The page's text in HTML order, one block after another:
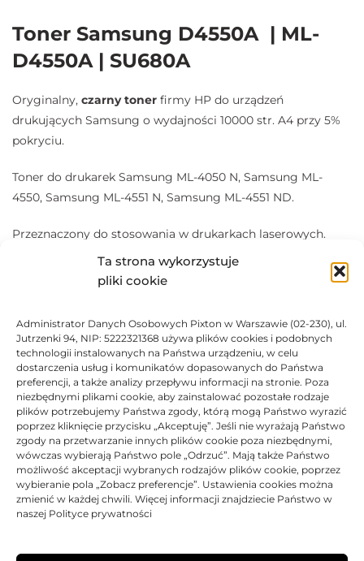
Ta strona wykorzystuje
pliki cookie
Administrator Danych Osobowych Pixton w Warszawie (02-230), ul.
Jutrzenki 94, NIP: 5222321368 używa plików cookies i podobnych
technologii instalowanych na Państwa urządzeniu, w celu
dostarczenia usług i komunikatów dopasowanych do Państwa
preferencji, a także analizy przepływu informacji na stronie. Poza
niezbędnymi plikami cookie, aby zainstalować pozostałe rodzaje
plików potrzebujemy Państwa zgody, którą mogą Państwo wyrazić
poprzez kliknięcie przycisku „Akceptuję”. Jeśli nie wyrażają Państwo
zgody na przetwarzanie innych plików cookie poza niezbędnymi,
wówczas wybierają Państwo pole „Odrzuć”. Mają także Państwo
możliwość akceptacji wybranych rodzajów plików cookie, poprzez
wybieranie pola „Zobacz preferencje”. Ustawienia cookies można
zmienić w każdej chwili. Więcej informacji znajdziecie Państwo w
naszej Polityce prywatności
Toner Samsung D4550A | ML-
D4550A | SU680A
Oryginalny, czarny toner firmy HP do urządzeń
drukujących Samsung o wydajności 10000 str. A4 przy 5%
pokryciu.
Toner do drukarek Samsung ML-4050 N, Samsung ML-
4550, Samsung ML-4551 N, Samsung ML-4551 ND.
Przeznaczony do stosowania w drukarkach laserowych.
szybki precyzyjny
wydruk. Dodatkowo
zastosowana technologia daje najlepszy możliwy zakres
zaoszczędzić na kosztach eksploatacji, nie rezygnując
jednocześnie z najwyższej jakości wydruków dostępnych
tylko dla oryginalnych tonerów HP.
DANE TECHNICZNE
KOMPATYBILNOŚĆ
PRODUKTY POWIĄZANE
KOSZTY DOSTAWY